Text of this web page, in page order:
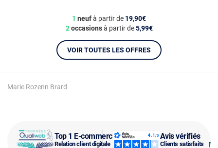
Top 1 E-commerce
Relation client digitale
Avis vérifiés
Clients satisfaits
Marie Rozenn Brard
1 neufà partir de 19,90€
2occasionsà partir de5,99€
VOIR TOUTES LES OFFRES